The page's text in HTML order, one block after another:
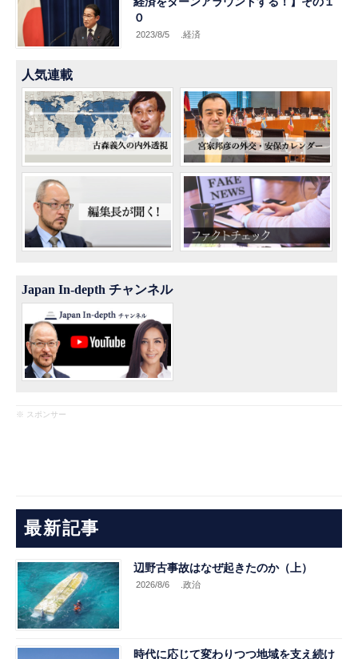
０
2023/8/5 .経済
人気連載
Japan In-depth チャンネル
※ スポンサー
最新記事
辺野古事故はなぜ起きたのか（上）
2026/8/6 .政治
時代に応じて変わりつつ地域を支え続け